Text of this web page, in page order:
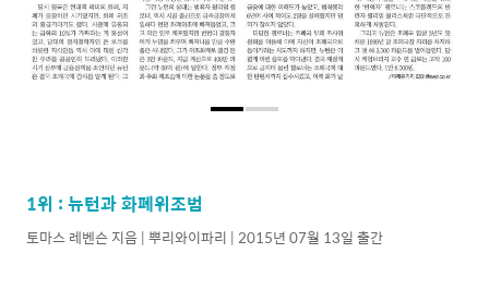
1위 : 뉴턴과 화폐위조범
토마스 레벤슨 지음 | 뿌리와이파리 | 2015년 07월 13일 출간